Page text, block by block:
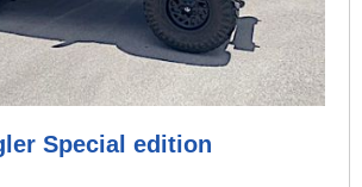
Special edition